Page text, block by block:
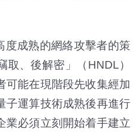
成熟的網絡攻擊者的策
取、後解密」（HNDL）
可能在現階段先收集經加
子運算技術成熟後再進行
業必須立刻開始着手建立